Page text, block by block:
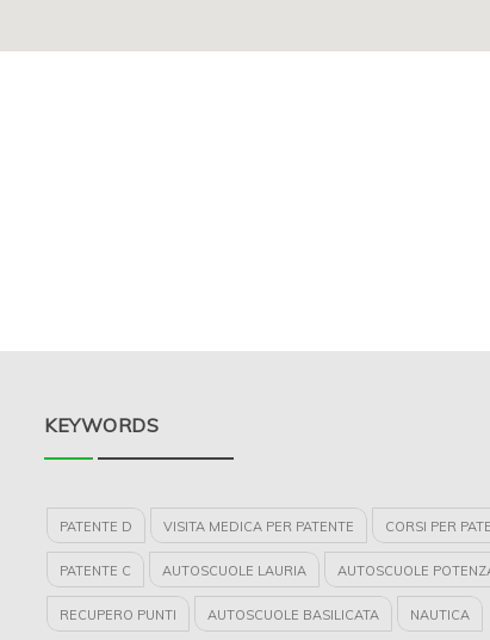
KEYWORDS
PATENTE D VISITA MEDICA PER PATENTE CORSI PER
PATENTE C AUTOSCUOLE LAURIA AUTOSCUOLE
RECUPERO PUNTI AUTOSCUOLE BASILICATA NAUTICA